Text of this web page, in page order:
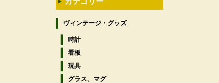
ヴィンテージ・グッズ
時計
看板
玩具
グラス、マグ